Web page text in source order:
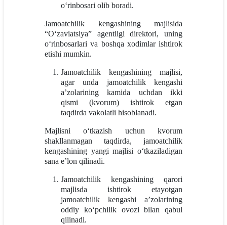
o‘rinbosari olib boradi.
Jamoatchilik kengashining majlisida
“O‘zaviatsiya” agentligi direktori, uning
o‘rinbosarlari va boshqa xodimlar ishtirok
etishi mumkin.
Jamoatchilik kengashining majlisi,
agar unda jamoatchilik kengashi
a’zolarining kamida uchdan ikki
qismi (kvorum) ishtirok etgan
taqdirda vakolatli hisoblanadi.
Majlisni o‘tkazish uchun kvorum
shakllanmagan taqdirda, jamoatchilik
kengashining yangi majlisi o‘tkaziladigan
sana e’lon qilinadi.
Jamoatchilik kengashining qarori
majlisda ishtirok etayotgan
jamoatchilik kengashi a’zolarining
oddiy ko‘pchilik ovozi bilan qabul
qilinadi.